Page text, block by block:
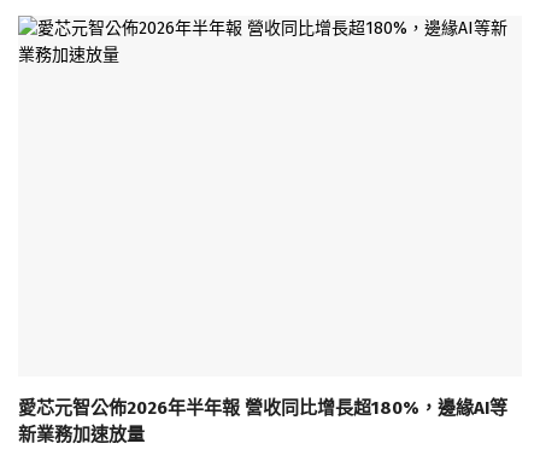
愛芯元智公佈2026年半年報 營收同比增長超180%，邊緣AI等
新業務加速放量